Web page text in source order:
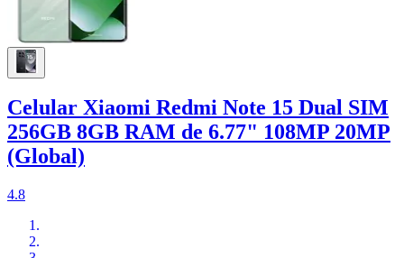
Celular Xiaomi Redmi Note 15 Dual SIM
256GB 8GB RAM de 6.77" 108MP 20MP
(Global)
4.8